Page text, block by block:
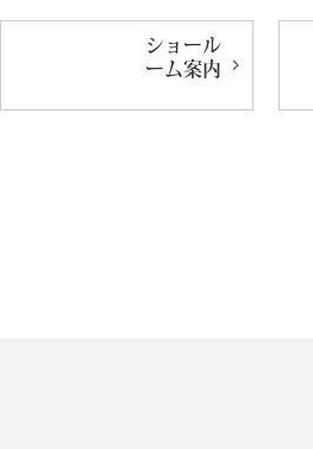
ショール
ーム案内